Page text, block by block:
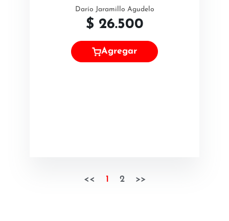
Darío Jaramillo Agudelo
$ 26.500
Agregar
<< 1 2 >>